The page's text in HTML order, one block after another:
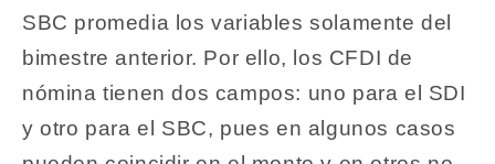
SBC promedia los variables solamente del
bimestre anterior. Por ello, los CFDI de
nómina tienen dos campos: uno para el SDI
y otro para el SBC, pues en algunos casos